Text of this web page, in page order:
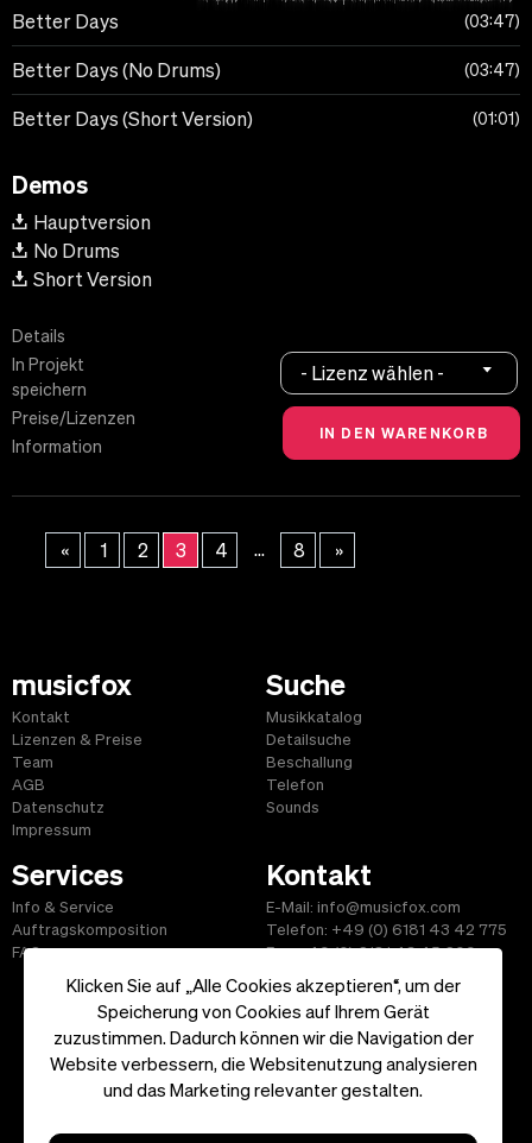
Klicken Sie auf „Alle Cookies akzeptieren“, um der
Speicherung von Cookies auf Ihrem Gerät
zuzustimmen. Dadurch können wir die Navigation der
Website verbessern, die Websitenutzung analysieren
und das Marketing relevanter gestalten.
Better Days 03:47
Better Days (No Drums) 03:47
Better Days (Short Version) 01:01
Demos
Hauptversion
No Drums
Short Version
Details
In Projekt
speichern
Preise/Lizenzen
Information
- Lizenz wählen -
« 1 2 3 4 ... 8 »
musicfox
Kontakt
Lizenzen & Preise
Team
AGB
Datenschutz
Impressum
Suche
Musikkatalog
Detailsuche
Beschallung
Telefon
Sounds
Services
Info & Service
Auftragskomposition
FAQ
Kontakt
E-Mail: info@musicfox.com
Telefon: +49 (0) 6181 43 42 775
Fax: +49 (0) 6181 43 45 609
Start|Informationen|AGB|Kontakt
Copyright ©2026 musicfox.com - Gemafreie Musik. All Rights